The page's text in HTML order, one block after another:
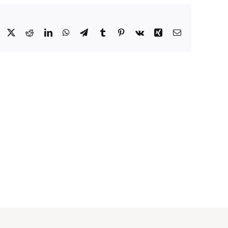
Facebook RedditLinkedInWhatsApp
TelegramTumblr Pinterest
Vk XingEmail